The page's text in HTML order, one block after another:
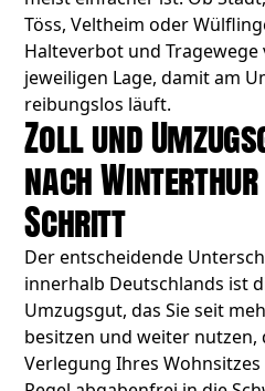
Töss, Veltheim oder
Halteverbot und
jeweiligen Lage, damit am
reibungslos läuft.
Zoll und
nach
Schritt
Der entscheidende
innerhalb Deutschlands ist
Umzugsgut, das Sie seit
besitzen und weiter nutzen,
Verlegung Ihres